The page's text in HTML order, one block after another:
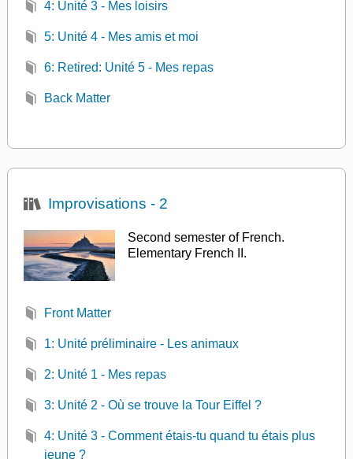
4: Unité 3 - Mes loisirs
5: Unité 4 - Mes amis et moi
6: Retired: Unité 5 - Mes repas
Back Matter
Improvisations - 2
Second semester of French.
Elementary French II.
Front Matter
1: Unité préliminaire - Les animaux
2: Unité 1 - Mes repas
3: Unité 2 - Où se trouve la Tour Eiffel ?
4: Unité 3 - Comment étais-tu quand tu étais plus
jeune ?